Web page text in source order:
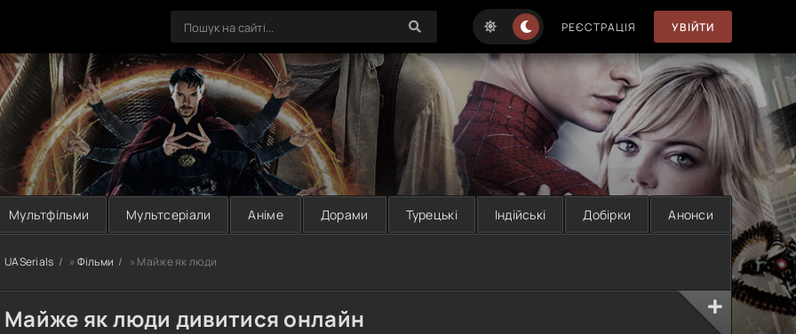
РЕЄСТРАЦІЯ УВІЙТИ
Мультфільми Мультсеріали Аніме Дорами Турецькі Індійські Добірки Анонси
UASerials » Фільми » Майже як люди
Майже як люди дивитися онлайн